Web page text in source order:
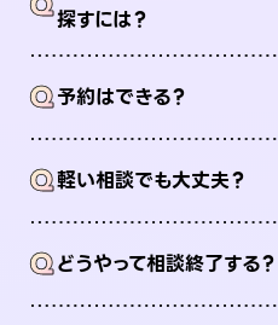
探すには？
Q予約はできる？
Q軽い相談でも大丈夫？
Qどうやって相談終了する？